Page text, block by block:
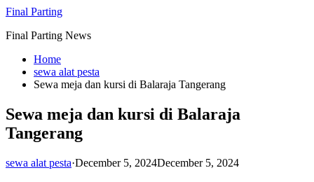
Skip
content
Final Parting
Final Parting News
Home
sewa alat pesta
Sewa meja dan kursi di Balaraja Tangerang
Sewa meja dan kursi di Balaraja
Tangerang
sewa alat pesta·December 5, 2024December 5, 2024